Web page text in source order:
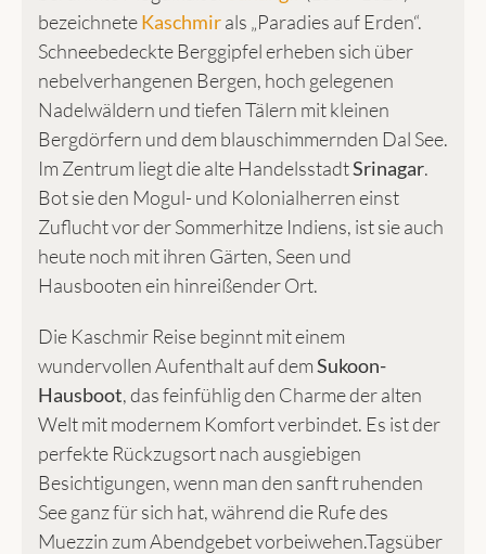
bezeichneteKaschmirals „Paradies auf Erden“.
Schneebedeckte Berggipfel erheben sich über
nebelverhangenen Bergen, hoch gelegenen
Nadelwäldern und tiefen Tälern mit kleinen
Bergdörfern und dem blauschimmernden Dal See.
Im Zentrum liegt die alte HandelsstadtSrinagar.
Bot sie den Mogul- und Kolonialherren einst
Zuflucht vor der Sommerhitze Indiens, ist sie auch
heute noch mit ihren Gärten, Seen und
Hausbooten ein hinreißender Ort.
Die Kaschmir Reise beginnt mit einem
wundervollen Aufenthalt auf demSukoon-
Hausboot, das feinfühlig den Charme der alten
Welt mit modernem Komfort verbindet. Es ist der
perfekte Rückzugsort nach ausgiebigen
Besichtigungen, wenn man den sanft ruhenden
See ganz für sich hat, während die Rufe des
Muezzin zum Abendgebet vorbeiwehen.Tagsüber